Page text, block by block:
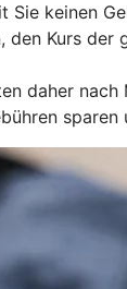
keinen
Kurs
daher